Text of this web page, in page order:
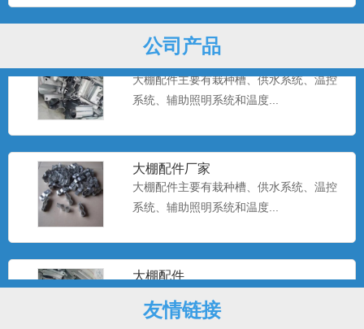
公司产品
温室大棚配件
大棚配件主要有栽种槽、供水系统、温控
系统、辅助照明系统和温度...
大棚配件厂家
大棚配件主要有栽种槽、供水系统、温控
系统、辅助照明系统和温度...
大棚配件
大棚配件主要有栽种槽、供水系统、温控
系统、辅助照明系统和温度...
友情链接